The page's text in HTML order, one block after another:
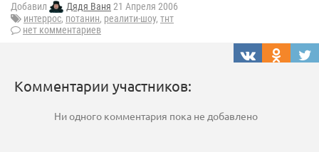
Добавил Дядя Ваня 21 Апреля 2006
интеррос, потанин, реалити-шоу, тнт
нет комментариев
Комментарии участников:
Ни одного комментария пока не добавлено